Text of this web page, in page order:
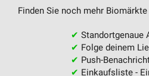
Finden Sie noch mehr
✔ Standortgenaue
✔ Folge deinem
✔ Push-
✔ Einkaufsliste -